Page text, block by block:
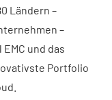
Ländern –
–
und das
Portfolio